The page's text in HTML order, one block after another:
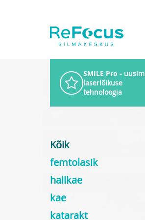
SMILE Pro - uusim
laserlõikuse
tehnoloogia
Kõik
femtolasik
hallkae
kae
katarakt